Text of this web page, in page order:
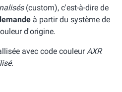
(custom), c'est-à-dire de
à partir du système de
d'origine.
avec code couleurAXR
.